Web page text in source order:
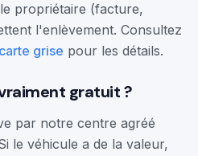
propriétaire (facture,
l'enlèvement. Consultez
grise pour les détails.
gratuit ?
par notre centre agréé
le véhicule a de la valeur,